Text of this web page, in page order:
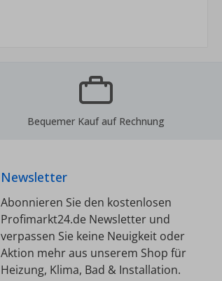
Bequemer Kauf auf Rechnung
Newsletter
Abonnieren Sie den kostenlosen
Profimarkt24.de Newsletter und
verpassen Sie keine Neuigkeit oder
Aktion mehr aus unserem Shop für
Heizung, Klima, Bad & Installation.